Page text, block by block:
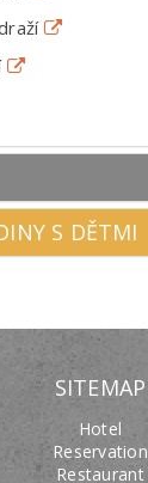
S DĚTMI
SITEMAP
Hotel
Reservation
Restaurant